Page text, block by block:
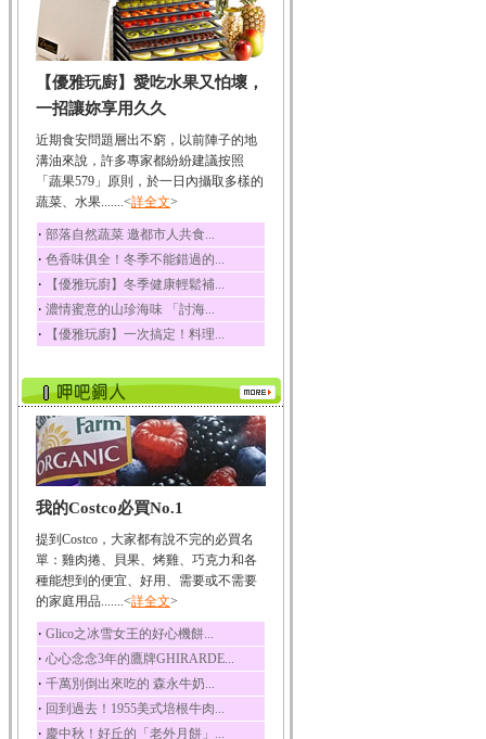
鮪魚肚肉中的不飽和脂
肪酸內富含EPA和DH...
韭菜
韭菜所含的膳食纖維能
幫助消化與通便；揮...
冬瓜
冬瓜營養價值高，鈉含
量極低是水腫病人的...
豆豉
豆豉裡頭含有營養的蛋
白質、脂肪、鈣、磷...
榛果
榛果裡所含的營養素有
蛋白質、脂肪、醣類...
迷迭香
酸、迷迭香酸、植物...
咖啡
咖啡中的咖啡因會刺激
中樞神經系統，特別...
椰子
椰子含有糖類、脂肪、
荔枝
荔枝性質溫和所含的營
養素有醣類、檸檬酸...
五味子
五味子性質溫熱所含營
養成分有揮發油、檸...
草魚
草魚含有維生素A、維生
素C、及豐富的蛋白...
【優雅玩廚】愛吃水果又怕壞，
一招讓妳享用久久
近期食安問題層出不窮，以前陣子的地
溝油來說，許多專家都紛紛建議按照
「蔬果579」原則，於一日內攝取多樣的
蔬菜、水果.......<詳全文>
‧ 部落自然蔬菜 邀都市人共食...
‧ 色香味俱全！冬季不能錯過的...
‧ 【優雅玩廚】冬季健康輕鬆補...
‧ 濃情蜜意的山珍海味 「討海...
‧ 【優雅玩廚】一次搞定！料理...
我的Costco必買No.1
提到Costco，大家都有說不完的必買名
單：雞肉捲、貝果、烤雞、巧克力和各
種能想到的便宜、好用、需要或不需要
的家庭用品.......<詳全文>
‧ Glico之冰雪女王的好心機餅...
‧ 心心念念3年的鷹牌GHIRARDE...
‧ 千萬別倒出來吃的 森永牛奶...
‧ 回到過去！1955美式培根牛肉...
‧ 慶中秋！好丘的「老外月餅」...